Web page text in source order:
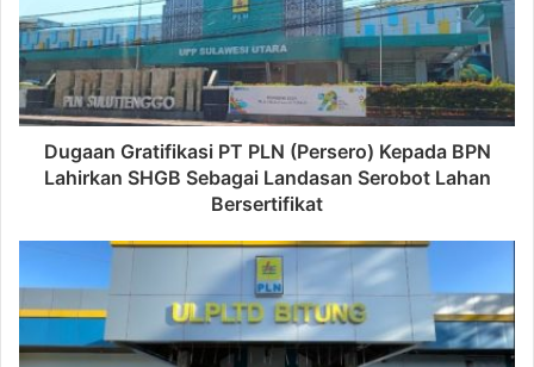
Dugaan Gratifikasi PT PLN (Persero) Kepada BPN
Lahirkan SHGB Sebagai Landasan Serobot Lahan
Bersertifikat